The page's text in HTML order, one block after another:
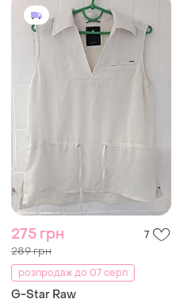
275 грн 7
289 грн
розпродаж до 07 серп
G-Star Raw